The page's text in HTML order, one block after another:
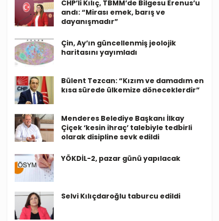
CHP’li Kılıç, TBMM’de Bilgesu Erenus’u
andı: “Mirası emek, barış ve
dayanışmadır”
Çin, Ay’ın güncellenmiş jeolojik
haritasını yayımladı
Bülent Tezcan: “Kızım ve damadım en
kısa sürede ülkemize döneceklerdir”
Menderes Belediye Başkanı İlkay
Çiçek ‘kesin ihraç’ talebiyle tedbirli
olarak disipline sevk edildi
YÖKDİL-2, pazar günü yapılacak
Selvi Kılıçdaroğlu taburcu edildi